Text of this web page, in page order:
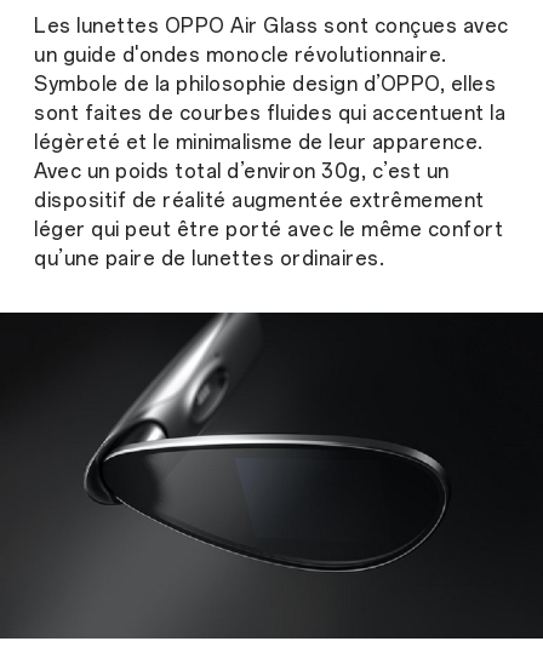
Les lunettes OPPO Air Glass sont conçues avec
un guide d'ondes monocle révolutionnaire.
Symbole de la philosophie design d’OPPO, elles
sont faites de courbes fluides qui accentuent la
légèreté et le minimalisme de leur apparence.
Avec un poids total d’environ 30g, c’est un
dispositif de réalité augmentée extrêmement
léger qui peut être porté avec le même confort
qu’une paire de lunettes ordinaires.